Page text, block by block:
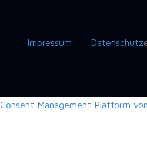
Impressum
Consent Management Platform